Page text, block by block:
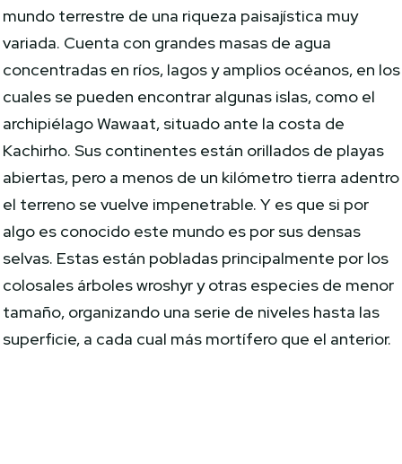
mundo terrestre de una riqueza paisajística muy
variada. Cuenta con grandes masas de agua
concentradas en ríos, lagos y amplios océanos, en los
cuales se pueden encontrar algunas islas, como el
archipiélago Wawaat, situado ante la costa de
Kachirho. Sus continentes están orillados de playas
abiertas, pero a menos de un kilómetro tierra adentro
el terreno se vuelve impenetrable. Y es que si por
algo es conocido este mundo es por sus densas
selvas. Estas están pobladas principalmente por los
colosales árboles wroshyr y otras especies de menor
tamaño, organizando una serie de niveles hasta las
superficie, a cada cual más mortífero que el anterior.